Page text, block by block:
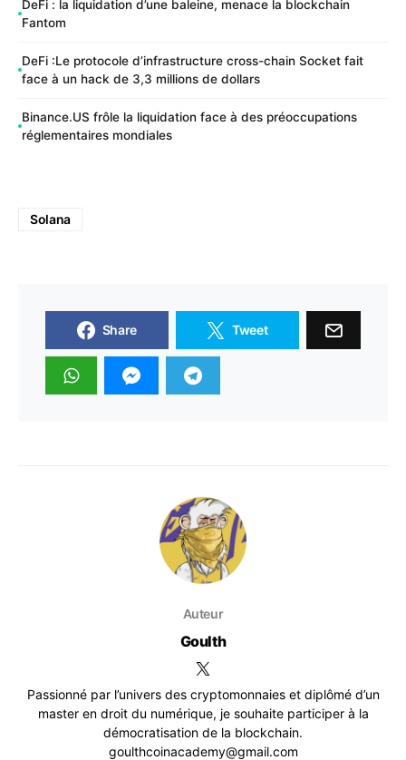
DeFi : la liquidation d’une baleine, menace la blockchain
Fantom
DeFi :Le protocole d’infrastructure cross-chain Socket fait
face à un hack de 3,3 millions de dollars
Binance.US frôle la liquidation face à des préoccupations
réglementaires mondiales
Solana
Share Tweet
Auteur
Goulth
Passionné par l’univers des cryptomonnaies et diplômé d’un
master en droit du numérique, je souhaite participer à la
démocratisation de la blockchain.
goulthcoinacademy@gmail.com